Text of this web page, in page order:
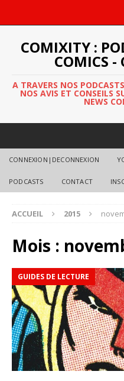
COMIXITY :
COMICS -
A TRAVERS NOS
NOS AVIS ET CONSEILS
NEWS
CONNEXION|DECONNEXION
PODCASTS CONTACT
ACCUEIL 2015
Mois :
GUIDES DE LECTURE